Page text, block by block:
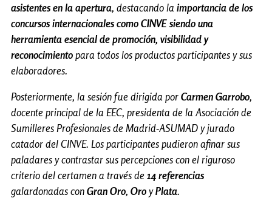
asistentes en la apertura, destacando la importancia de los
concursos internacionales como CINVE siendo una
herramienta esencial de promoción, visibilidad y
reconocimiento para todos los productos participantes y sus
elaboradores.
Posteriormente, la sesión fue dirigida por Carmen Garrobo,
docente principal de la EEC, presidenta de la Asociación de
Sumilleres Profesionales de Madrid-ASUMAD y jurado
catador del CINVE. Los participantes pudieron afinar sus
paladares y contrastar sus percepciones con el riguroso
criterio del certamen a través de 14 referencias
galardonadas con Gran Oro, Oro yPlata.